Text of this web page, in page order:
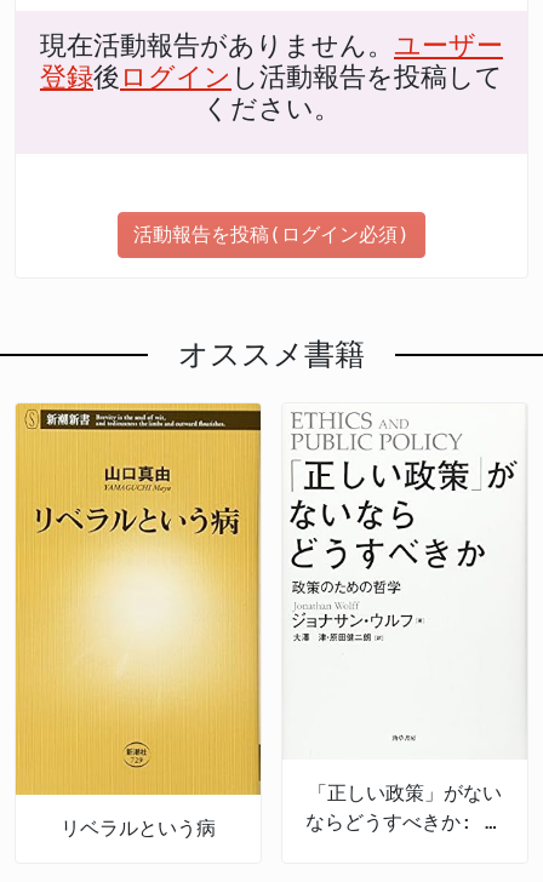
現在活動報告がありません。 ユーザー
登録後 ログイン し活動報告を投稿して
ください。
活動報告を投稿(ログイン必須)
オススメ書籍
リベラルという病
「正しい政策」がない
ならどうすべきか: 政